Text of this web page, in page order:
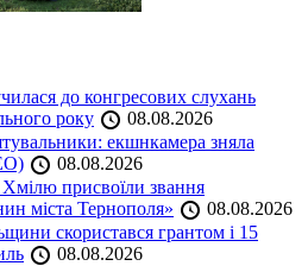
до конгресових слухань
року
08.08.2026
екшнкамера зняла
08.08.2026
присвоїли звання
міста Тернополя»
08.08.2026
скористався грантом і 15
08.08.2026